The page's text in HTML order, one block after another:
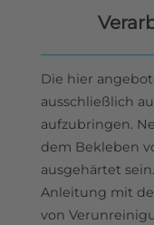
Die hier
ausschließlich
aufzubringen.
dem Bekleben
ausgehärtet
Anleitung mit
von